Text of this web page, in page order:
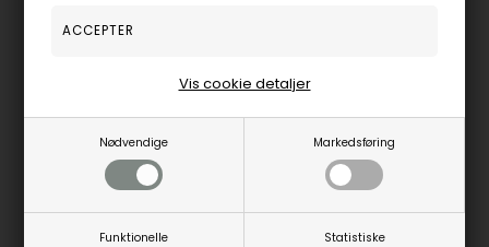
Nødvendige Markedsføring
Funktionelle Statistiske
Vis cookie detaljer
Aagaard
6.995,00
1671-8WMARY-KV-0,20
Vejl. udsalgspris
1671-8KMARY-KV-0,20